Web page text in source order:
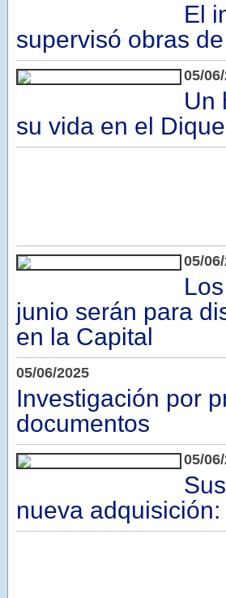
El
supervisó obras
05/
Un
su vida en el
05/
junio serán para
en la Capital
05/06/2025
Investigación por
documentos
05/
nueva